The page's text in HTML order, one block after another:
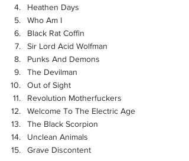
Heathen Days
Who Am I
Black Rat Coffin
Sir Lord Acid Wolfman
Punks And Demons
The Devilman
Out of Sight
Revolution Motherfuckers
Welcome To The Electric Age
The Black Scorpion
Unclean Animals
Grave Discontent